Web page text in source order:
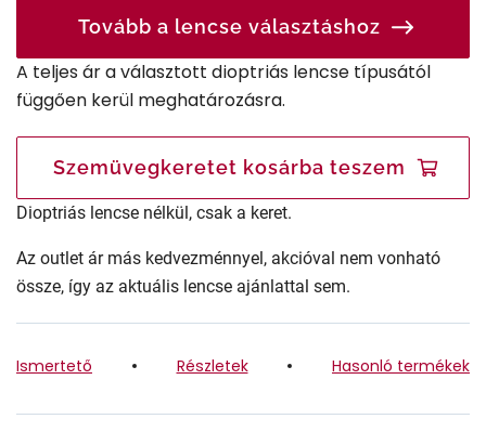
Tovább a lencse választáshoz
A teljes ár a választott dioptriás lencse típusától
függően kerül meghatározásra.
Szemüvegkeretet kosárba teszem
Dioptriás lencse nélkül, csak a keret.
Az outlet ár más kedvezménnyel, akcióval nem vonható
össze, így az aktuális lencse ajánlattal sem.
Ismertető Részletek Hasonló termékek